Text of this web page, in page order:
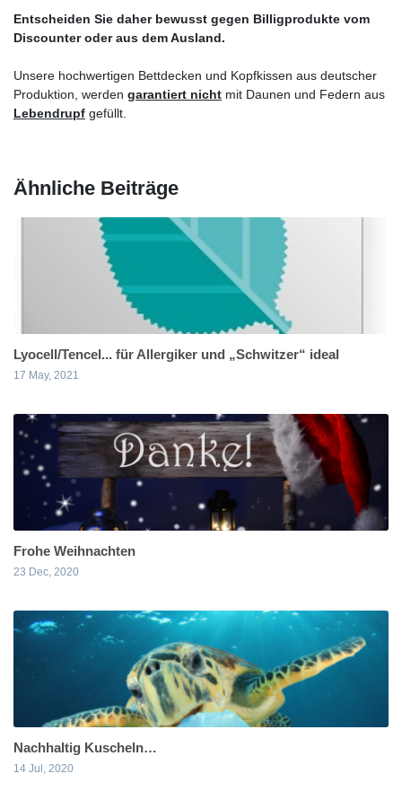
Entscheiden Sie daher bewusst gegen Billigprodukte vom
Discounter oder aus dem Ausland.
Unsere hochwertigen Bettdecken und Kopfkissen aus deutscher
Produktion, werden garantiert nicht mit Daunen und Federn aus
Lebendrupf gefüllt.
Ähnliche Beiträge
Lyocell/Tencel... für Allergiker und „Schwitzer“ ideal
17 May, 2021
Frohe Weihnachten
23 Dec, 2020
Nachhaltig Kuscheln…
14 Jul, 2020